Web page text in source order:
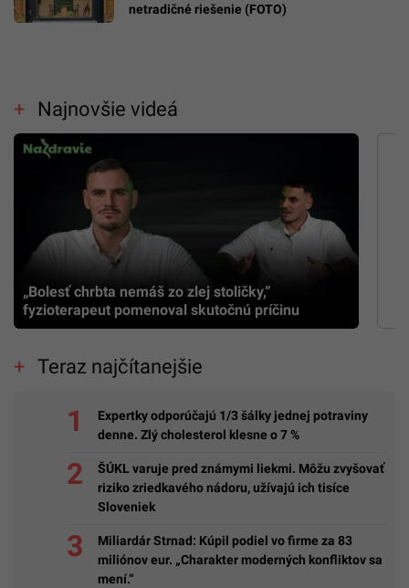
netradičné riešenie (FOTO)
Najnovšie videá
„Bolesť chrbta nemáš zo zlej stoličky,”
fyzioterapeut pomenoval skutočnú príčinu
Teraz najčítanejšie
Expertky odporúčajú 1/3 šálky jednej potraviny
denne. Zlý cholesterol klesne o 7 %
ŠÚKL varuje pred známymi liekmi. Môžu zvyšovať
riziko zriedkavého nádoru, užívajú ich tisíce
Sloveniek
Miliardár Strnad: Kúpil podiel vo firme za 83
miliónov eur. „Charakter moderných konfliktov sa
mení.“